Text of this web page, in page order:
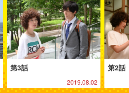
第3話
2019.08.02
第2話